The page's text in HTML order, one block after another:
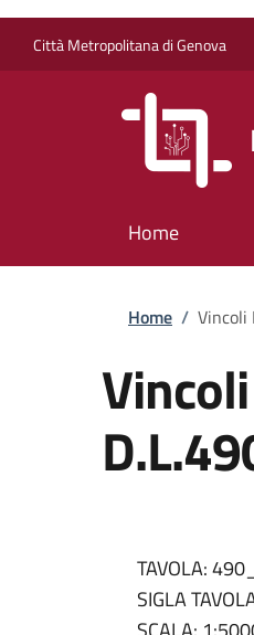
Città Metropolitana di Genova
Home
Home / Vincoli
TAVOLA:
SIGLA